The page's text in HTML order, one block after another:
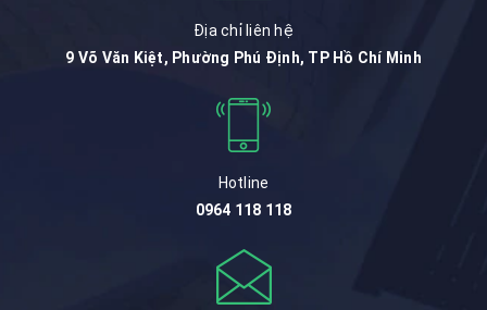
Địa chỉ liên hệ
9 Võ Văn Kiệt, Phường Phú Định, TP Hồ Chí Minh
Hotline
0964 118 118